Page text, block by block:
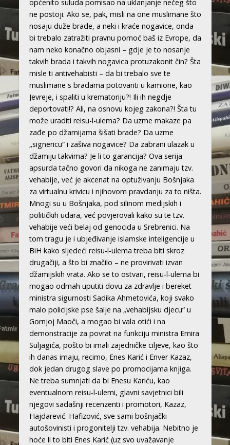
općenito suluda pomisao na uklanjanje nečeg što
ne postoji. Ako se, pak, misli na one muslimane što
nosaju duže brade, a neki i kraće nogavice, onda
bi trebalo zatražiti pravnu pomoć baš iz Evrope, da
nam neko konačno objasni – gdje je to nosanje
takvih brada i takvih nogavica protuzakonit čin? Šta
misle ti antivehabisti – da bi trebalo sve te
muslimane s bradama potovariti u kamione, kao
Jevreje, i spaliti u krematoriju?! Ili ih negdje
deportovati!? Ali, na osnovu kojeg zakona?! Šta tu
može uraditi reisu-l-ulema? Da uzme makaze pa
zađe po džamijama šišati brade? Da uzme
„signericu“ i zašiva nogavice? Da zabrani ulazak u
džamiju takvima? Je li to garancija? Ova serija
apsurda tačno govori da nikoga ne zanimaju tzv.
vehabije, već je akcenat na optuživanju Bošnjaka
za virtualnu krivicu i njihovom pravdanju za to ništa.
Mnogi su u Bošnjaka, pod silinom medijskih i
političkih udara, već povjerovali kako su te tzv.
vehabije veći belaj od genocida u Srebrenici. Na
tom tragu je i ubjeđivanje islamske inteligencije u
BiH kako sljedeći reisu-l-ulema treba biti skroz
drugačiji, a što bi značilo – ne provirivati izvan
džamijskih vrata. Ako se to ostvari, reisu-l-ulema bi
mogao odmah uputiti dovu za zdravlje i bereket
ministra sigurnosti Sadika Ahmetovića, koji svako
malo policijske pse šalje na „vehabijsku djecu“ u
Gornjoj Maoči, a mogao bi vala otići i na
demonstracije za povrat na funkciju ministra Emira
Suljagića, pošto bi imali zajedničke ciljeve, kao što
ih danas imaju, recimo, Enes Karić i Enver Kazaz,
dok jedan drugog slave po promocijama knjiga.
Ne treba sumnjati da bi Enesu Kariću, kao
eventualnom reisu-l-ulemi, glavni savjetnici bili
njegovi sadašnji recenzenti i promotori, Kazaz,
Hajdarević. Hafizović, sve sami bošnjački
autošovinisti i progonitelji tzv. vehabija. Nebitno je
hoće li to biti Enes Karić (uz svo uvažavanje